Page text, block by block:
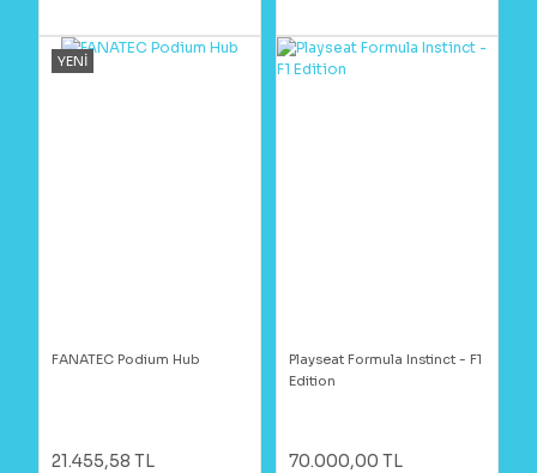
YENİ
FANATEC Podium Hub
21.455,58 TL
Playseat Formula Instinct - F1
Edition
70.000,00 TL